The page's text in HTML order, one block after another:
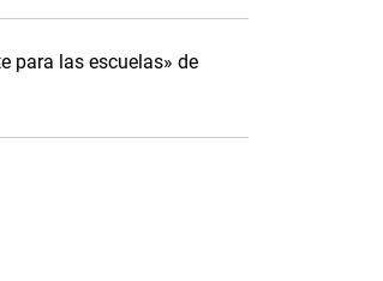
para las escuelas» de